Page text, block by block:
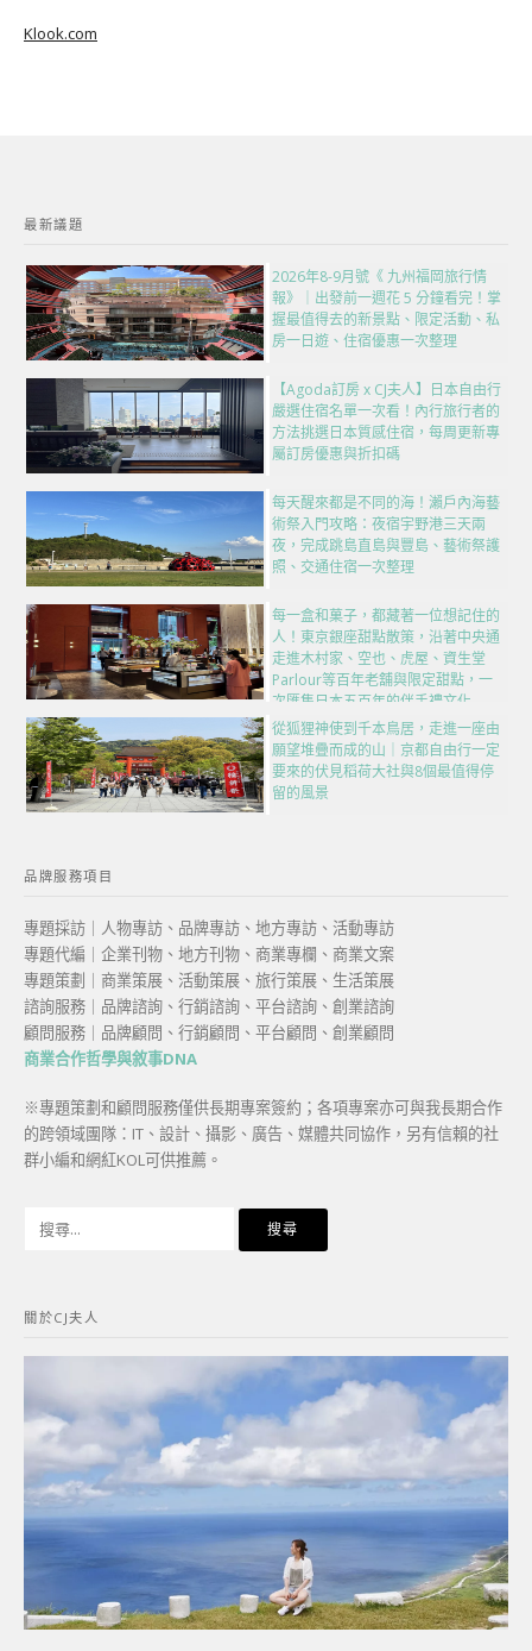
Klook.com
最新議題
2026年8-9月號《 九州福岡旅行情
報》｜出發前一週花 5 分鐘看完！掌
握最值得去的新景點、限定活動、私
房一日遊、住宿優惠一次整理
【Agoda訂房 x CJ夫人】日本自由行
嚴選住宿名單一次看！內行旅行者的
方法挑選日本質感住宿，每周更新專
屬訂房優惠與折扣碼
每天醒來都是不同的海！瀨戶內海藝
術祭入門攻略：夜宿宇野港三天兩
夜，完成跳島直島與豐島、藝術祭護
照、交通住宿一次整理
每一盒和菓子，都藏著一位想記住的
人！東京銀座甜點散策，沿著中央通
走進木村家、空也、虎屋、資生堂
Parlour等百年老舖與限定甜點，一
次匯集日本五百年的伴手禮文化
從狐狸神使到千本鳥居，走進一座由
願望堆疊而成的山｜京都自由行一定
要來的伏見稻荷大社與8個最值得停
留的風景
品牌服務項目
專題採訪｜人物專訪、品牌專訪、地方專訪、活動專訪
專題代編｜企業刊物、地方刊物、商業專欄、商業文案
專題策劃｜商業策展、活動策展、旅行策展、生活策展
諮詢服務｜品牌諮詢、行銷諮詢、平台諮詢、創業諮詢
顧問服務｜品牌顧問、行銷顧問、平台顧問、創業顧問
商業合作哲學與敘事DNA
※專題策劃和顧問服務僅供長期專案簽約；各項專案亦可與我長期合作
的跨領域團隊：IT、設計、攝影、廣告、媒體共同協作，另有信賴的社
群小編和網紅KOL可供推薦。
字:
關於CJ夫人